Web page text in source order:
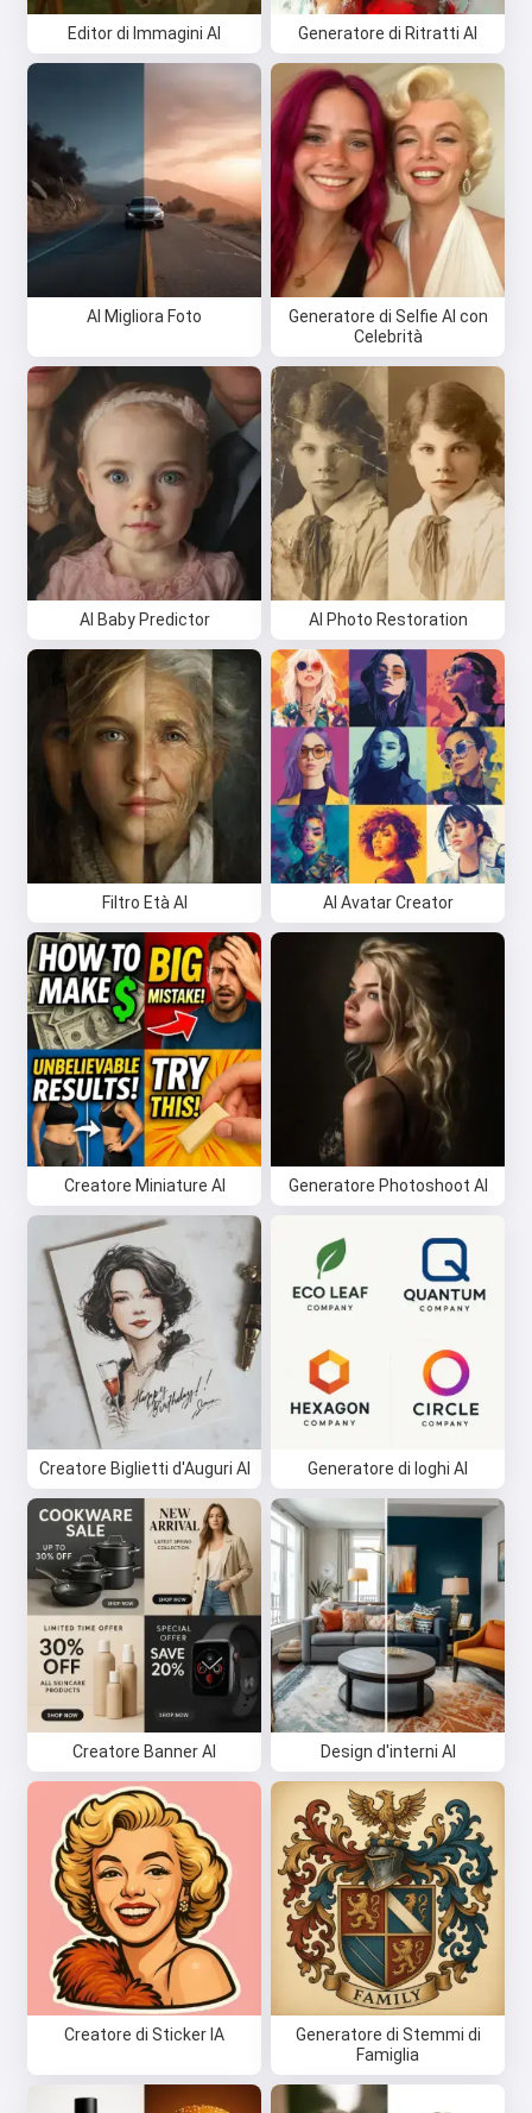
Editor di Immagini AI Generatore di Ritratti AI
AI Migliora Foto
Generatore di Selfie AI con
Celebrità
AI Baby Predictor AI Photo Restoration
Filtro Età AI AI Avatar Creator
Creatore Miniature AI Generatore Photoshoot AI
Creatore Biglietti d'Auguri AI Generatore di loghi AI
Creatore Banner AI Design d'interni AI
Creatore di Sticker IA
Generatore di Stemmi di
Famiglia